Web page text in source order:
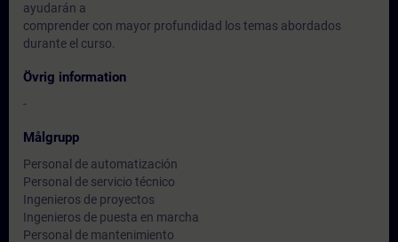
ayudarán a
comprender con mayor profundidad los temas abordados
durante el curso.
Övrig information
-
Målgrupp
Personal de automatización
Personal de servicio técnico
Ingenieros de proyectos
Ingenieros de puesta en marcha
Personal de mantenimiento